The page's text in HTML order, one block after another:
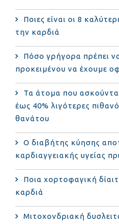
Ποιες είναι οι 8
την καρδιά
Πόσο γρήγορα πρέπει
προκειμένου να έχουμε
Τα άτομα που
έως 40% λιγότερες
θανάτου
Ο διαβήτης κύησης
καρδιαγγειακής υγείας
Ποια χορτοφαγική
καρδιά
Μιτοχονδριακή